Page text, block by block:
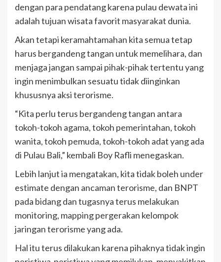
dengan para pendatang karena pulau dewata ini
adalah tujuan wisata favorit masyarakat dunia.
Akan tetapi keramahtamahan kita semua tetap
harus bergandeng tangan untuk memelihara, dan
menjaga jangan sampai pihak-pihak tertentu yang
ingin menimbulkan sesuatu tidak diinginkan
khususnya aksi terorisme.
“Kita perlu terus bergandeng tangan antara
tokoh-tokoh agama, tokoh pemerintahan, tokoh
wanita, tokoh pemuda, tokoh-tokoh adat yang ada
di Pulau Bali,” kembali Boy Rafli menegaskan.
Lebih lanjut ia mengatakan, kita tidak boleh under
estimate dengan ancaman terorisme, dan BNPT
pada bidang dan tugasnya terus melakukan
monitoring, mapping pergerakan kelompok
jaringan terorisme yang ada.
Hal itu terus dilakukan karena pihaknya tidak ingin